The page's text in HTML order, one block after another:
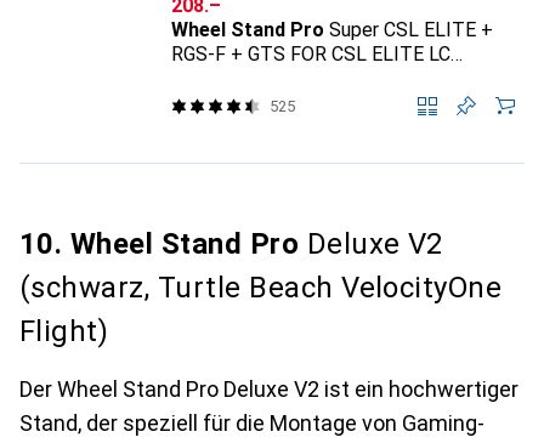
CHF
208.–
Wheel Stand Pro Super CSL ELITE +
RGS-F + GTS FOR CSL ELITE LC
5907734782453
525
10. Wheel Stand Pro Deluxe V2
(schwarz, Turtle Beach VelocityOne
Flight)
Der Wheel Stand Pro Deluxe V2 ist ein hochwertiger
Stand, der speziell für die Montage von Gaming-